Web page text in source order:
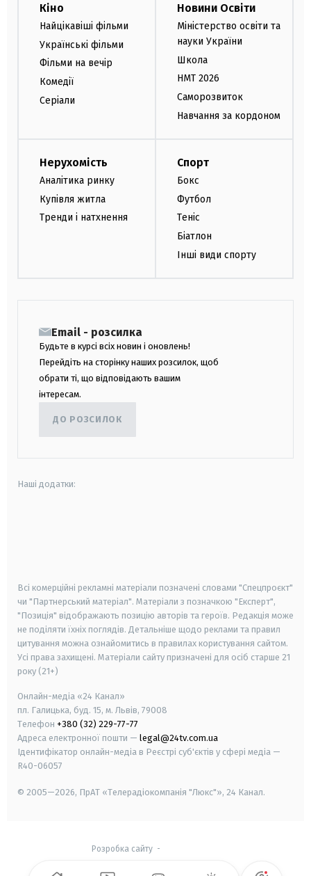
Кіно
Найцікавіші фільми
Українські фільми
Фільми на вечір
Комедії
Серіали
Новини Освіти
Міністерство освіти та
науки України
Школа
НМТ 2026
Саморозвиток
Навчання за кордоном
Нерухомість
Аналітика ринку
Купівля житла
Тренди і натхнення
Спорт
Бокс
Футбол
Теніс
Біатлон
Інші види спорту
Email - розсилка
Будьте в курсі всіх новин і оновлень!
Перейдіть на сторінку наших розсилок, щоб
обрати ті, що відповідають вашим
інтересам.
ДО РОЗСИЛОК
Наші додатки:
Всі комерційні рекламні матеріали позначені словами "Спецпроєкт"
чи "Партнерський матеріал". Матеріали з позначкою "Експерт",
"Позиція" відображають позицію авторів та героїв. Редакція може
не поділяти їхніх поглядів. Детальніше щодо реклами та правил
цитування можна ознайомитись в правилах користування сайтом.
Усі права захищені. Матеріали сайту призначені для осіб старше 21
року (21+)
Онлайн-медіа «24 Канал»
пл. Галицька, буд. 15, м. Львів, 79008
Телефон +380 (32) 229-77-77
Адреса електронної пошти — legal@24tv.com.ua
Ідентифікатор онлайн-медіа в Реєстрі суб'єктів у сфері медіа —
R40-06057
© 2005—2026, ПрАТ «Телерадіокомпанія "Люкс"», 24 Канал.
Розробка сайту-